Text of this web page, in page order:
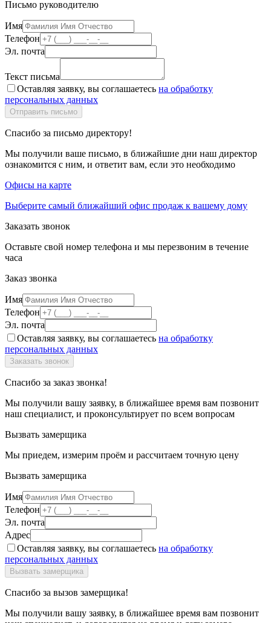
Письмо руководителю
Имя
Телефон
Эл. почта
Текст письма
Оставляя заявку, вы соглашаетесь на обработку
персональных данных
Спасибо за письмо директору!
Мы получили ваше письмо, в ближайшие дни наш директор
ознакомится с ним, и ответит вам, если это необходимо
Офисы на карте
Выберите самый ближайший офис продаж к вашему дому
Заказать звонок
Оставьте свой номер телефона и мы перезвоним в течение
часа
Заказ звонка
Имя
Телефон
Эл. почта
Оставляя заявку, вы соглашаетесь на обработку
персональных данных
Спасибо за заказ звонка!
Мы получили вашу заявку, в ближайшее время вам позвонит
наш специалист, и проконсультирует по всем вопросам
Вызвать замерщика
Мы приедем, измерим проём и рассчитаем точную цену
Вызвать замерщика
Имя
Телефон
Эл. почта
Адрес
Оставляя заявку, вы соглашаетесь на обработку
персональных данных
Спасибо за вызов замерщика!
Мы получили вашу заявку, в ближайшее время вам позвонит